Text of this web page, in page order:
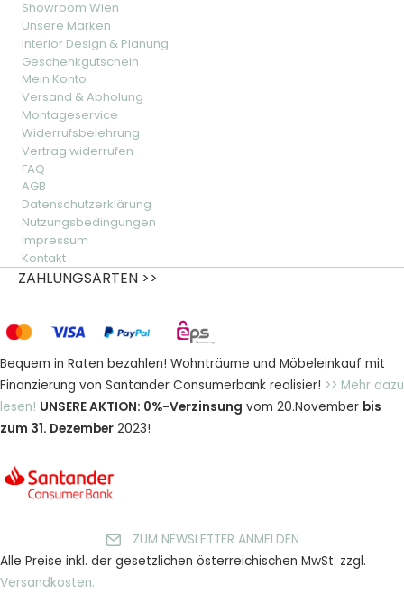
Showroom Wien
Unsere Marken
Interior Design & Planung
Geschenkgutschein
Mein Konto
Versand & Abholung
Montageservice
Widerrufsbelehrung
Vertrag widerrufen
FAQ
AGB
Datenschutzerklärung
Nutzungsbedingungen
Impressum
Kontakt
ZAHLUNGSARTEN >>
Bequem in Raten bezahlen! Wohnträume und Möbeleinkauf mit
Finanzierung von Santander Consumerbank realisier! >> Mehr dazu
lesen! UNSERE AKTION: 0%-Verzinsung vom 20.November bis
zum 31. Dezember 2023!
ZUM NEWSLETTER ANMELDEN
Alle Preise inkl. der gesetzlichen österreichischen MwSt. zzgl.
Versandkosten.